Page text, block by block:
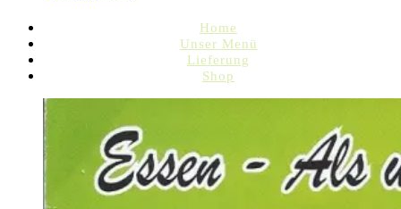
Home
Unser Menü
Lieferung
Shop